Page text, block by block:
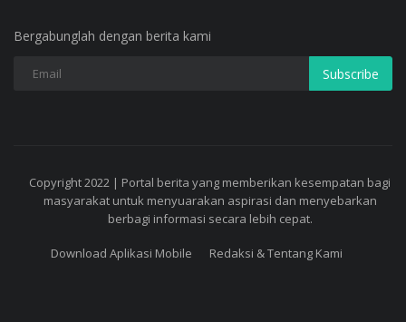
Bergabunglah dengan berita kami
Subscribe
Copyright 2022 | Portal berita yang memberikan kesempatan bagi
masyarakat untuk menyuarakan aspirasi dan menyebarkan
berbagi informasi secara lebih cepat.
Download Aplikasi Mobile Redaksi & Tentang Kami